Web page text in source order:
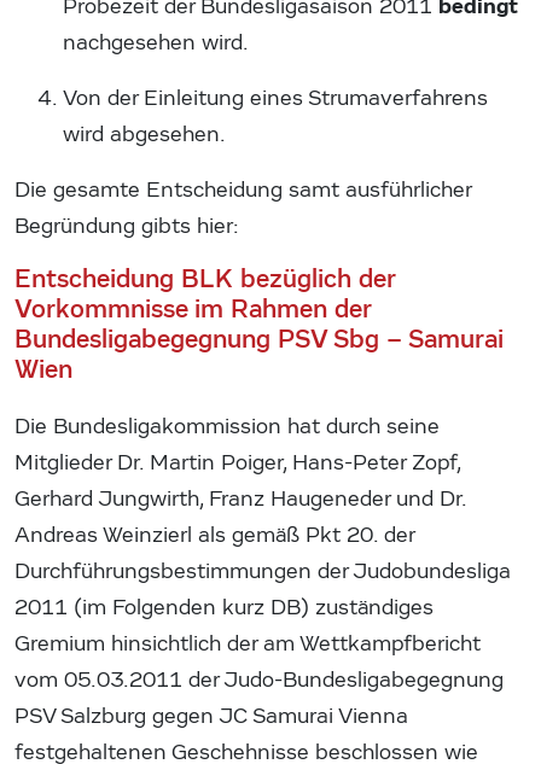
Probezeit der Bundesligasaison 2011 bedingt
nachgesehen wird.
Von der Einleitung eines Strumaverfahrens
wird abgesehen.
Die gesamte Entscheidung samt ausführlicher
Begründung gibts hier:
Entscheidung BLK bezüglich der
Vorkommnisse im Rahmen der
Bundesligabegegnung PSV Sbg – Samurai
Wien
Die Bundesligakommission hat durch seine
Mitglieder Dr. Martin Poiger, Hans-Peter Zopf,
Gerhard Jungwirth, Franz Haugeneder und Dr.
Andreas Weinzierl als gemäß Pkt 20. der
Durchführungsbestimmungen der Judobundesliga
2011 (im Folgenden kurz DB) zuständiges
Gremium hinsichtlich der am Wettkampfbericht
vom 05.03.2011 der Judo-Bundesligabegegnung
PSV Salzburg gegen JC Samurai Vienna
festgehaltenen Geschehnisse beschlossen wie